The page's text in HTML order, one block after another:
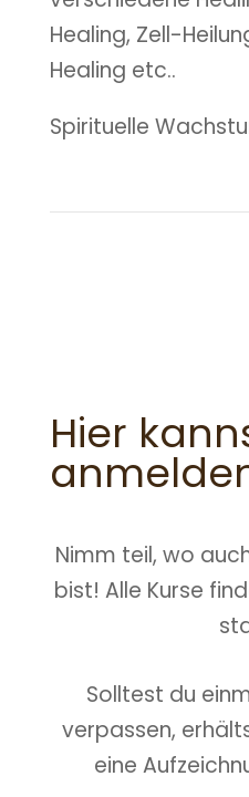
Healing, Zell-
Healing etc..
Spirituelle
Hier
Nimm teil, wo
bist! Alle Kurse
Solltest du
verpassen,
eine